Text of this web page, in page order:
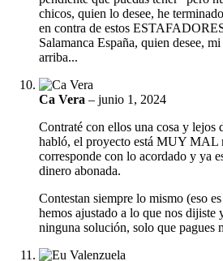
chicos, quien lo desee, he
en contra de estos
Salamanca España, quien desee,
arriba...
Ca Vera – junio 1, 2024
Contraté con ellos una cosa y lejos
habló, el proyecto está MUY MAL
corresponde con lo acordado y ya
dinero abonada.
Contestan siempre lo mismo (eso
hemos ajustado a lo que nos dijiste
ninguna solución, solo que pagues